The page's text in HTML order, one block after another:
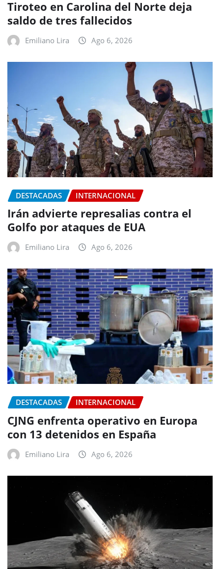
Tiroteo en Carolina del Norte deja
saldo de tres fallecidos
Emiliano Lira Ago 6, 2026
DESTACADAS INTERNACIONAL
Irán advierte represalias contra el
Golfo por ataques de EUA
Emiliano Lira Ago 6, 2026
DESTACADAS INTERNACIONAL
CJNG enfrenta operativo en Europa
con 13 detenidos en España
Emiliano Lira Ago 6, 2026